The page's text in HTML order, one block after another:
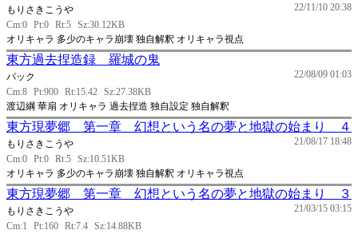
22/11/10 20:38
もりさきこうや
Cm:0 Pt:0 Rt:5 Sz:30.12KB
オリキャラ 多少のキャラ崩壊 独自解釈 オリキャラ視点
東方過去捏造録 羅城の鬼
22/08/09 01:03
パック
Cm:8 Pt:900 Rt:15.42 Sz:27.38KB
渡辺綱 華扇 オリキャラ 過去捏造 独自設定 独自解釈
東方現夢郷 第一章 幻想という名の夢と地獄の始まり ４
21/08/17 18:48
もりさきこうや
Cm:0 Pt:0 Rt:5 Sz:10.51KB
オリキャラ 多少のキャラ崩壊 独自解釈 オリキャラ視点
東方現夢郷 第一章 幻想という名の夢と地獄の始まり ３
21/03/15 03:15
もりさきこうや
Cm:1
Pt:160 Rt:7.4 Sz:14.88KB